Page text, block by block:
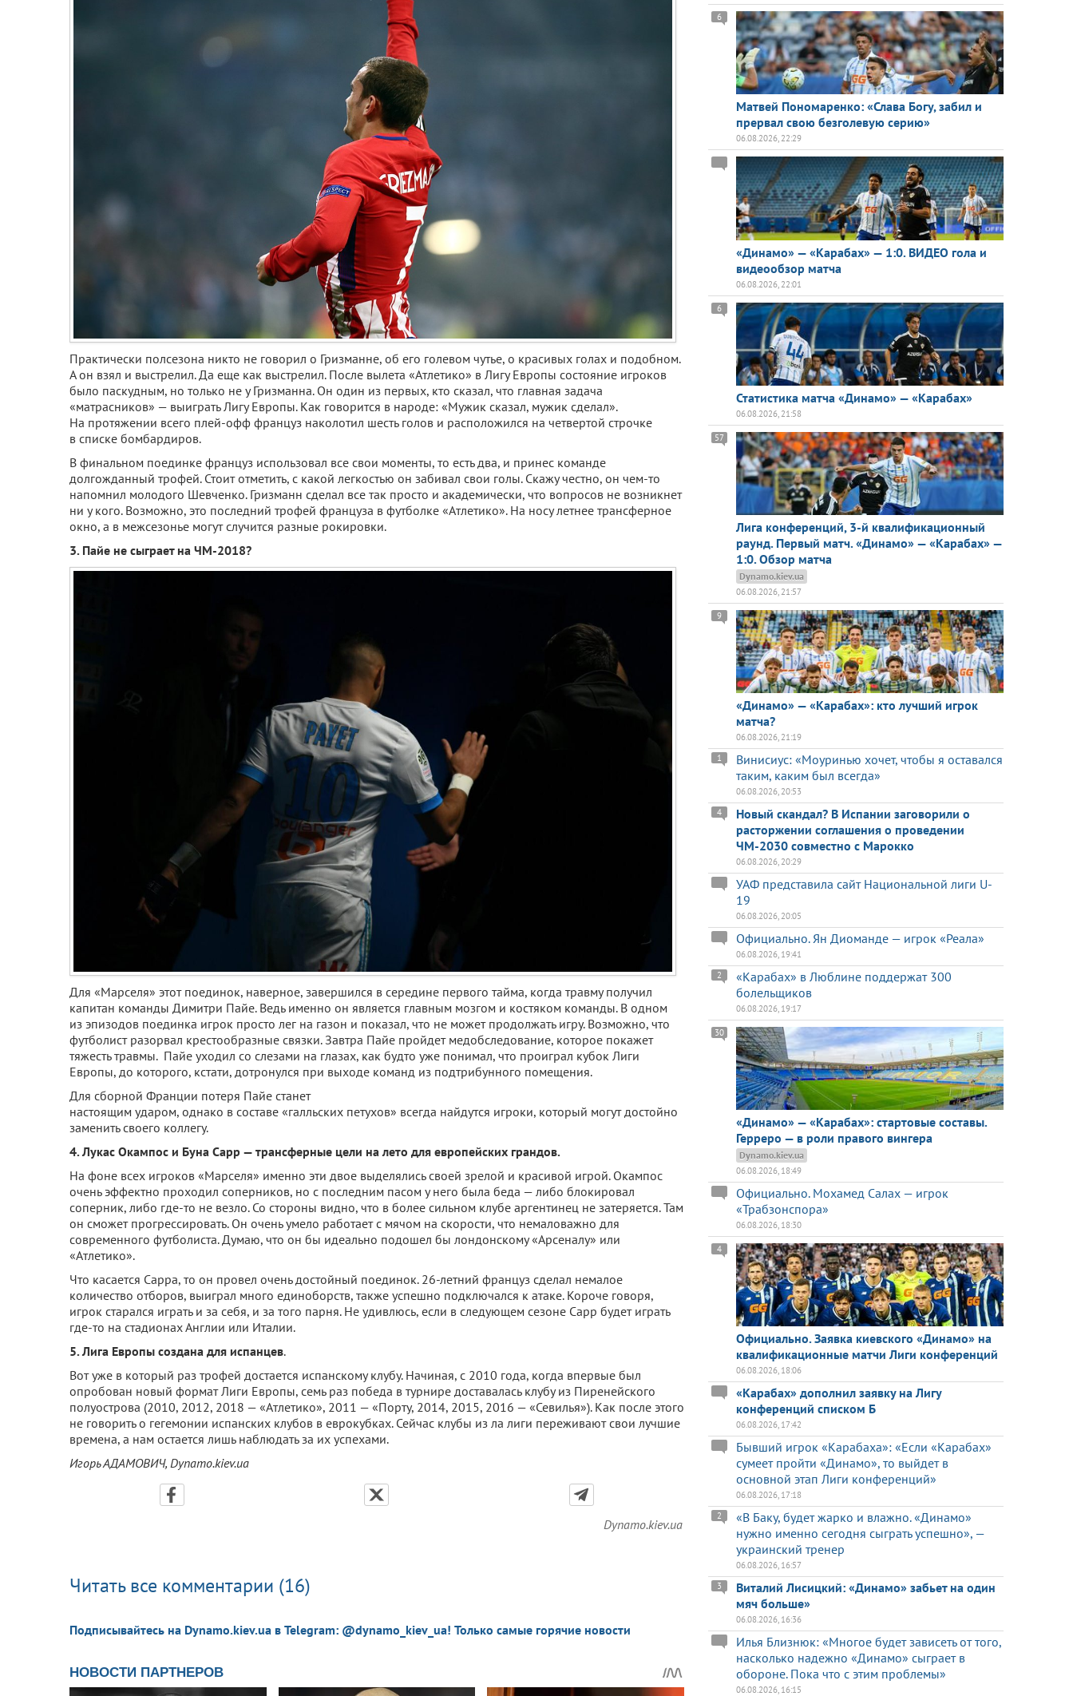
Практически полсезона никто не говорил о Гризманне, об его голевом чутье, о красивых голах и подобном.
А он взял и выстрелил. Да еще как выстрелил. После вылета «Атлетико» в Лигу Европы состояние игроков
было паскудным, но только не у Гризманна. Он один из первых, кто сказал, что главная задача
«матрасников» — выиграть Лигу Европы. Как говорится в народе: «Мужик сказал, мужик сделал».
На протяжении всего плей-офф француз наколотил шесть голов и расположился на четвертой строчке
в списке бомбардиров.
В финальном поединке француз использовал все свои моменты, то есть два, и принес команде
долгожданный трофей. Стоит отметить, с какой легкостью он забивал свои голы. Скажу честно, он чем-то
напомнил молодого Шевченко. Гризманн сделал все так просто и академически, что вопросов не возникнет
ни у кого. Возможно, это последний трофей француза в футболке «Атлетико». На носу летнее трансферное
окно, а в межсезонье могут случится разные рокировки.
3. Пайе не сыграет на ЧМ-2018?
Для «Марселя» этот поединок, наверное, завершился в середине первого тайма, когда травму получил
капитан команды Димитри Пайе. Ведь именно он является главным мозгом и костяком команды. В одном
из эпизодов поединка игрок просто лег на газон и показал, что не может продолжать игру. Возможно, что
футболист разорвал крестообразные связки. Завтра Пайе пройдет медобследование, которое покажет
тяжесть травмы. Пайе уходил со слезами на глазах, как будто уже понимал, что проиграл кубок Лиги
Европы, до которого, кстати, дотронулся при выходе команд из подтрибунного помещения.
Для сборной Франции потеря Пайе станет
настоящим ударом, однако в составе «галльских петухов» всегда найдутся игроки, который могут достойно
заменить своего коллегу.
4. Лукас Окампос и Буна Сарр — трансферные цели на лето для европейских грандов.
На фоне всех игроков «Марселя» именно эти двое выделялись своей зрелой и красивой игрой. Окампос
очень эффектно проходил соперников, но с последним пасом у него была беда — либо блокировал
соперник, либо где-то не везло. Со стороны видно, что в более сильном клубе аргентинец не затеряется. Там
он сможет прогрессировать. Он очень умело работает с мячом на скорости, что немаловажно для
современного футболиста. Думаю, что он бы идеально подошел бы лондонскому «Арсеналу» или
«Атлетико».
Что касается Сарра, то он провел очень достойный поединок. 26-летний француз сделал немалое
количество отборов, выиграл много единоборств, также успешно подключался к атаке. Короче говоря,
игрок старался играть и за себя, и за того парня. Не удивлюсь, если в следующем сезоне Сарр будет играть
где-то на стадионах Англии или Италии.
5. Лига Европы создана для испанцев.
Вот уже в который раз трофей достается испанскому клубу. Начиная, с 2010 года, когда впервые был
опробован новый формат Лиги Европы, семь раз победа в турнире доставалась клубу из Пиренейского
полуострова (2010, 2012, 2018 — «Атлетико», 2011 — «Порту, 2014, 2015, 2016 — «Севилья»). Как после этого
не говорить о гегемонии испанских клубов в еврокубках. Сейчас клубы из ла лиги переживают свои лучшие
времена, а нам остается лишь наблюдать за их успехами.
Игорь АДАМОВИЧ, Dynamo.kiev.ua
Dynamo.kiev.ua
Читать все комментарии (16)
Подписывайтесь на Dynamo.kiev.ua в Telegram: @dynamo_kiev_ua! Только самые горячие новости
Матвей Пономаренко: «Слава Богу, забил и
прервал свою безголевую серию»
6
06.08.2026, 22:29
«Динамо» — «Карабах» — 1:0. ВИДЕО гола и
видеообзор матча
06.08.2026, 22:01
Статистика матча «Динамо» — «Карабах»
6
06.08.2026, 21:58
Лига конференций, 3-й квалификационный
раунд. Первый матч. «Динамо» — «Карабах» —
1:0. Обзор матча
57
Dynamo.kiev.ua
06.08.2026, 21:57
«Динамо» — «Карабах»: кто лучший игрок
матча?
9
06.08.2026, 21:19
Винисиус: «Моуринью хочет, чтобы я оставался
таким, каким был всегда»
1
06.08.2026, 20:53
Новый скандал? В Испании заговорили о
расторжении соглашения о проведении
ЧМ-2030 совместно с Марокко
4
06.08.2026, 20:29
УАФ представила сайт Национальной лиги U-
19
06.08.2026, 20:05
Официально. Ян Диоманде — игрок «Реала»
06.08.2026, 19:41
«Карабах» в Люблине поддержат 300
болельщиков
2
06.08.2026, 19:17
«Динамо» — «Карабах»: стартовые составы.
Герреро — в роли правого вингера
30
Dynamo.kiev.ua
06.08.2026, 18:49
Официально. Мохамед Салах — игрок
«Трабзонспора»
06.08.2026, 18:30
Официально. Заявка киевского «Динамо» на
квалификационные матчи Лиги конференций
4
06.08.2026, 18:06
«Карабах» дополнил заявку на Лигу
конференций списком Б
06.08.2026, 17:42
Бывший игрок «Карабаха»: «Если «Карабах»
сумеет пройти «Динамо», то выйдет в
основной этап Лиги конференций»
06.08.2026, 17:18
«В Баку, будет жарко и влажно. «Динамо»
нужно именно сегодня сыграть успешно», —
украинский тренер
2
06.08.2026, 16:57
Виталий Лисицкий: «Динамо» забьет на один
мяч больше»
3
06.08.2026, 16:36
Илья Близнюк: «Многое будет зависеть от того,
насколько надежно «Динамо» сыграет в
обороне. Пока что с этим проблемы»
06.08.2026, 16:15